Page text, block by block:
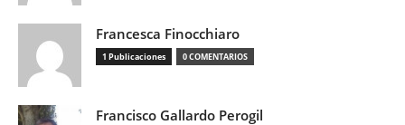
Francesca Finocchiaro
1 Publicaciones 0 COMENTARIOS
Francisco Gallardo Perogil